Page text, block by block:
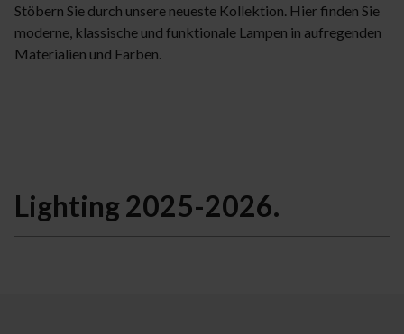
Stöbern Sie durch unsere neueste Kollektion. Hier finden Sie
moderne, klassische und funktionale Lampen in aufregenden
Materialien und Farben.
Lighting 2025-2026.